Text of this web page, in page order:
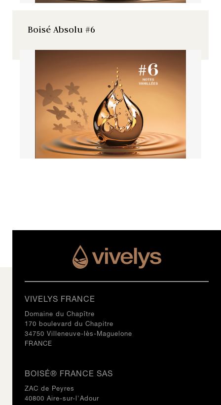
Boisé Absolu #6
VIVELYS FRANCE
Domaine du Chapître
170 boulevard du Chapitre
34750 Villeneuve-lès-Maguelone
FRANCE
BOISÉ® FRANCE SAS
ZAC de Peyres
40800 Aire-sur-l'Adour